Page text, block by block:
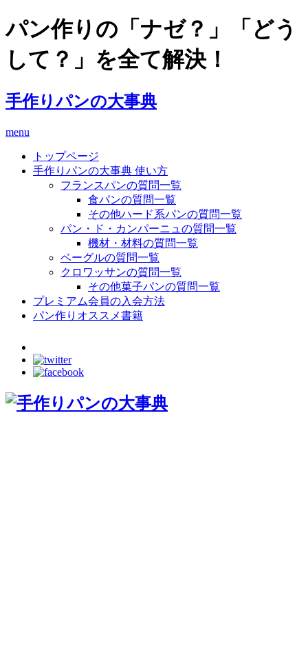
パン作りの「ナゼ？」「どう
して？」を全て解決！
手作りパンの大事典
menu
トップページ
手作りパンの大事典 使い方
フランスパンの質問一覧
食パンの質問一覧
その他ハード系パンの質問一覧
パン・ド・カンパーニュの質問一覧
機材・材料の質問一覧
ベーグルの質問一覧
クロワッサンの質問一覧
その他菓子パンの質問一覧
プレミアム会員の入会方法
パン作りオススメ書籍